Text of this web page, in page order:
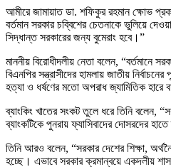
আমীরে জামায়াত ডা. শফিকুর রহমান ক্ষোভ
বর্তমান সরকার চব্বিশের চেতনাকে ভুলিয়ে
সিদ্ধান্ত সরকারের জন্য বুমেরাং হবে।”
মাননীয় বিরোধীদলীয় নেতা বলেন, “বর্তমানে
বিএনপির সন্ত্রাসীদের হামলায় জাতীয়
হত্যা ও ধর্ষণের মতো অপরাধ জ্যামিতিক হারে
ব্যাংকিং খাতের সংকট তুলে ধরে তিনি বলেন,
ব্যাংকটিকে পুনরায় ফ্যাসিবাদের দোসরদের
তিনি আরও বলেন, “সরকার দেশের শিক্ষা,
হচ্ছে। এভাবে সরকার ক্রমান্বয়ে একদলীয়